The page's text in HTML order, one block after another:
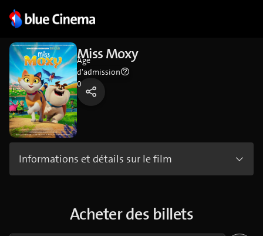
Miss Moxy
Âge
d'admission
0
Informations et détails sur le film
Acheter des billets